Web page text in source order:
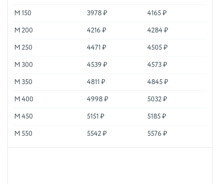
М 150 3978 ₽ 4165 ₽
М 200 4216 ₽ 4284 ₽
М 250 4471 ₽ 4505 ₽
М 300 4539 ₽ 4573 ₽
М 350 4811 ₽ 4845 ₽
М 400 4998 ₽ 5032 ₽
М 450 5151 ₽ 5185 ₽
М 550 5542 ₽ 5576 ₽